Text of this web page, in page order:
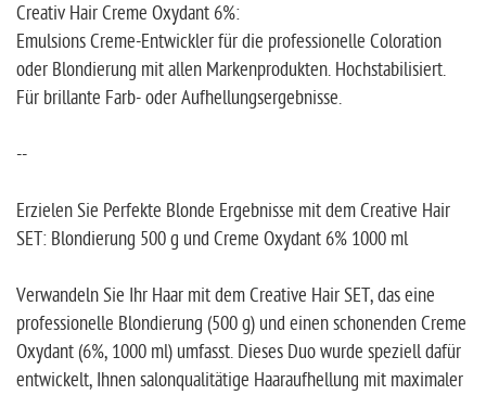
Creativ Hair Creme Oxydant 6%:
Emulsions Creme-Entwickler für die professionelle Coloration
oder Blondierung mit allen Markenprodukten. Hochstabilisiert.
Für brillante Farb- oder Aufhellungsergebnisse.
--
Erzielen Sie Perfekte Blonde Ergebnisse mit dem Creative Hair
SET: Blondierung 500 g und Creme Oxydant 6% 1000 ml
Verwandeln Sie Ihr Haar mit dem Creative Hair SET, das eine
professionelle Blondierung (500 g) und einen schonenden Creme
Oxydant (6%, 1000 ml) umfasst. Dieses Duo wurde speziell dafür
entwickelt, Ihnen salonqualitätige Haaraufhellung mit maximaler